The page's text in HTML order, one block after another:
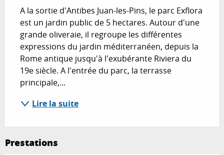
A la sortie d'Antibes Juan-les-Pins, le parc Exflora
est un jardin public de 5 hectares. Autour d'une
grande oliveraie, il regroupe les différentes
expressions du jardin méditerranéen, depuis la
Rome antique jusqu'à l'exubérante Riviera du
19e siècle. A l'entrée du parc, la terrasse
principale,...
Lire la suite
Prestations